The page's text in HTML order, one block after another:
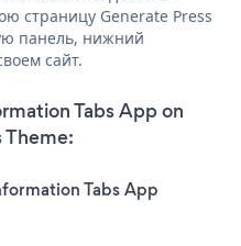
страницу Generate Press
панель, нижний
сайт.
Tabs App on
Theme:
Tabs App